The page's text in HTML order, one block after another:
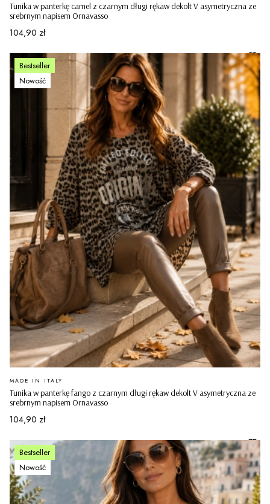
Tunika w panterkę camel z czarnym długi rękaw dekolt V asymetryczna ze
srebrnym napisem Ornavasso
Cena
104,90 zł
Bestseller
Nowość
Tunika w panterkę fango z czarnym długi rękaw dekolt V asymetryczna ze
srebrnym napisem Ornavasso
PRODUCENT
MADE IN ITALY
Cena
104,90 zł
Bestseller
Nowość